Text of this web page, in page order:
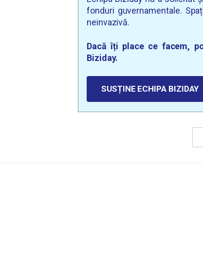
fonduri guvernamentale.
neinvazivă.
Dacă îți place ce facem,
Biziday.
SUSȚINE ECHIPA BIZIDAY